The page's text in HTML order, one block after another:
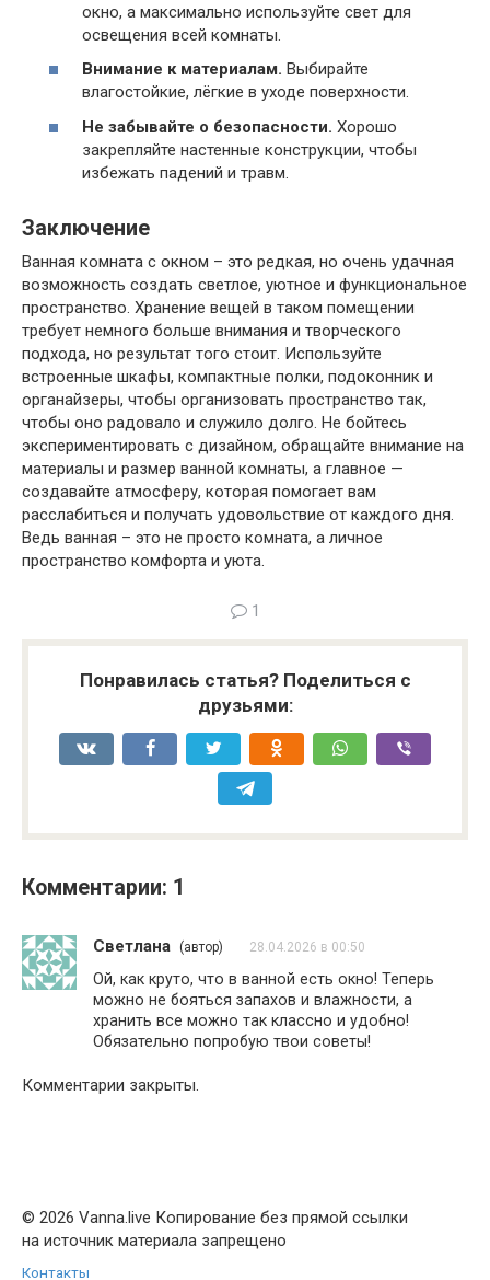
окно, а максимально используйте свет для
освещения всей комнаты.
Внимание к материалам. Выбирайте
влагостойкие, лёгкие в уходе поверхности.
Не забывайте о безопасности. Хорошо
закрепляйте настенные конструкции, чтобы
избежать падений и травм.
Заключение
Ванная комната с окном – это редкая, но очень удачная
возможность создать светлое, уютное и функциональное
пространство. Хранение вещей в таком помещении
требует немного больше внимания и творческого
подхода, но результат того стоит. Используйте
встроенные шкафы, компактные полки, подоконник и
органайзеры, чтобы организовать пространство так,
чтобы оно радовало и служило долго. Не бойтесь
экспериментировать с дизайном, обращайте внимание на
материалы и размер ванной комнаты, а главное —
создавайте атмосферу, которая помогает вам
расслабиться и получать удовольствие от каждого дня.
Ведь ванная – это не просто комната, а личное
пространство комфорта и уюта.
1
Понравилась статья? Поделиться с
друзьями:
Комментарии: 1
Светлана (автор) 28.04.2026 в 00:50
Ой, как круто, что в ванной есть окно! Теперь
можно не бояться запахов и влажности, а
хранить все можно так классно и удобно!
Обязательно попробую твои советы!
Комментарии закрыты.
© 2026 Vanna.live Копирование без прямой ссылки
на источник материала запрещено
Контакты